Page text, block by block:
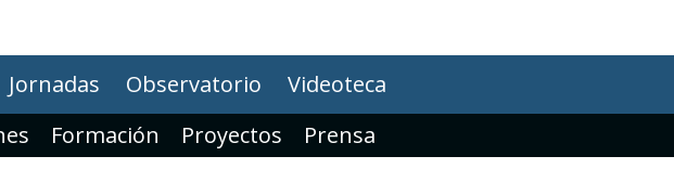
Jornadas Observatorio
Videoteca
Formación Proyectos Prensa